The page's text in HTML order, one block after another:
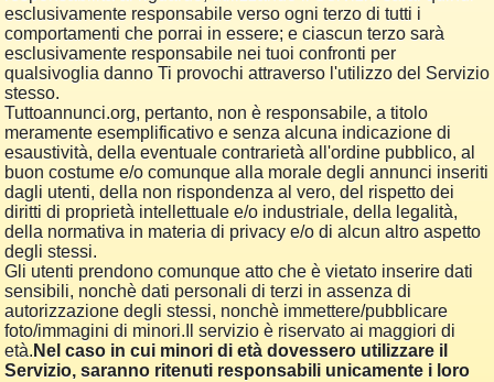
esclusivamente responsabile verso ogni terzo di tutti i
comportamenti che porrai in essere; e ciascun terzo sarà
esclusivamente responsabile nei tuoi confronti per
qualsivoglia danno Ti provochi attraverso l'utilizzo del Servizio
stesso.
Tuttoannunci.org, pertanto, non è responsabile, a titolo
meramente esemplificativo e senza alcuna indicazione di
esaustività, della eventuale contrarietà all'ordine pubblico, al
buon costume e/o comunque alla morale degli annunci inseriti
dagli utenti, della non rispondenza al vero, del rispetto dei
diritti di proprietà intellettuale e/o industriale, della legalità,
della normativa in materia di privacy e/o di alcun altro aspetto
degli stessi.
Gli utenti prendono comunque atto che è vietato inserire dati
sensibili, nonchè dati personali di terzi in assenza di
autorizzazione degli stessi, nonchè immettere/pubblicare
foto/immagini di minori.Il servizio è riservato ai maggiori di
età. Nel caso in cui minori di età dovessero utilizzare il
Servizio, saranno ritenuti responsabili unicamente i loro